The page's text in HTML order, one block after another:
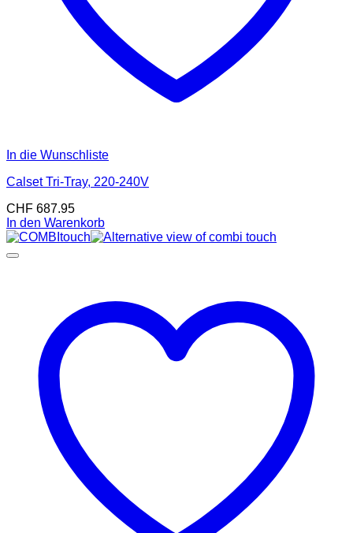
In die Wunschliste
Calset Tri-Tray, 220-240V
CHF 687.95
In den Warenkorb